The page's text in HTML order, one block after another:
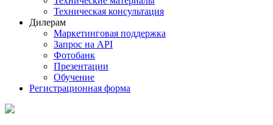
Техническая консультация
Дилерам
Маркетинговая поддержка
Запрос на API
Фотобанк
Презентации
Обучение
Регистрационная форма